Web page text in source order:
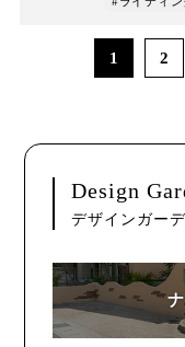
1 2
Design
デザインガー